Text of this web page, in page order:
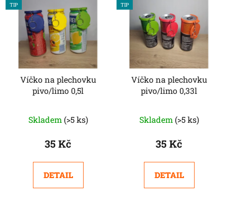
TIP
Víčko na plechovku
pivo/limo 0,5l
hodnocení
produktu
4,8
z
Skladem (>5 ks)
35 Kč
DETAIL
TIP
Víčko na plechovku
pivo/limo 0,33l
Skladem (>5 ks)
35 Kč
DETAIL